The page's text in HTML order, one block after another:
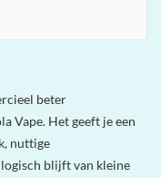
beter
Vape. Het geeft je een
nuttige
blijft van kleine